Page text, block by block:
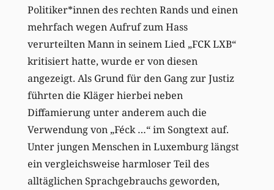
Politiker*innen des rechten Rands und einen
mehrfach wegen Aufruf zum Hass
verurteilten Mann in seinem Lied „FCK LXB“
kritisiert hatte, wurde er von diesen
angezeigt. Als Grund für den Gang zur Justiz
führten die Kläger hierbei neben
Diffamierung unter anderem auch die
Verwendung von „Féck …“ im Songtext auf.
Unter jungen Menschen in Luxemburg längst
ein vergleichsweise harmloser Teil des
alltäglichen Sprachgebrauchs geworden,